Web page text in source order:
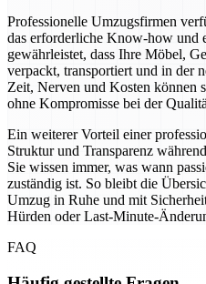
Professionelle Umzugsfirmen
das erforderliche Know-how und
gewährleistet, dass Ihre Möbel,
verpackt, transportiert und in der
Zeit, Nerven und Kosten können
ohne Kompromisse bei der
Ein weiterer Vorteil einer
Struktur und Transparenz
Sie wissen immer, was wann
zuständig ist. So bleibt die
Umzug in Ruhe und mit
Hürden oder Last-Minute-
FAQ